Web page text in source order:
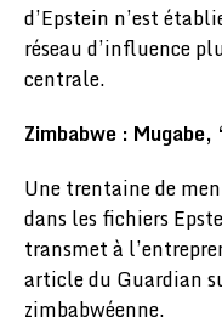
d’Epstein n’est
réseau d’influence
centrale.
Zimbabwe :
Une trentaine de
dans les fichiers
transmet à
article du Guardian
zimbabwéenne.